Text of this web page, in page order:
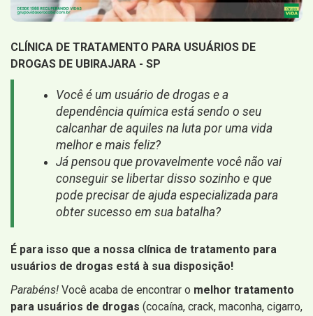
CLÍNICA DE TRATAMENTO PARA USUÁRIOS DE
DROGAS DE UBIRAJARA - SP
Você é um usuário de drogas e a
dependência química está sendo o seu
calcanhar de aquiles na luta por uma vida
melhor e mais feliz?
Já pensou que provavelmente você não vai
conseguir se libertar disso sozinho e que
pode precisar de ajuda especializada para
obter sucesso em sua batalha?
É para isso que a nossa clínica de tratamento para
usuários de drogas está à sua disposição!
Parabéns! Você acaba de encontrar o melhor tratamento
para usuários de drogas (cocaína, crack, maconha, cigarro,